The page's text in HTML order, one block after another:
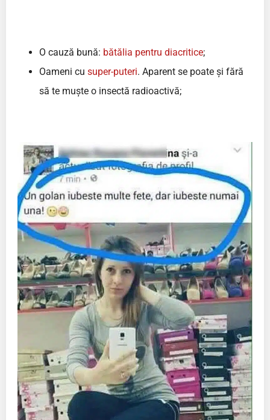
O cauză bună: bătălia pentru diacritice;
Oameni cu super-puteri. Aparent se poate și fără
să te muște o insectă radioactivă;